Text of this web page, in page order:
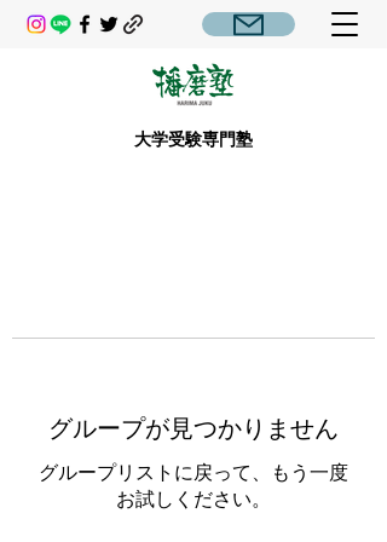
大学受験専門塾
グループが見つかりません
グループリストに戻って、もう一度
お試しください。